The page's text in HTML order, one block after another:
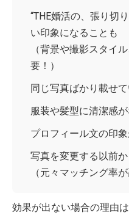
“THE婚活の、張り切
い印象になることも
（背景や撮影スタイ
要！）
同じ写真ばかり載せ
服装や髪型に清潔感
プロフィール文の印
写真を変更する以前
（元々マッチング率
効果が出ない場合の理由は